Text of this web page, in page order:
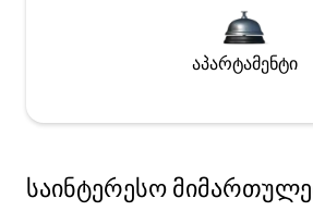
აპარტამენტი
საინტერესო